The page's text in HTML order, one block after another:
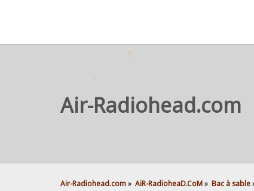
Air-Radiohead.com
Air-Radiohead.com» AiR-RadioheaD.CoM» Bac à sable